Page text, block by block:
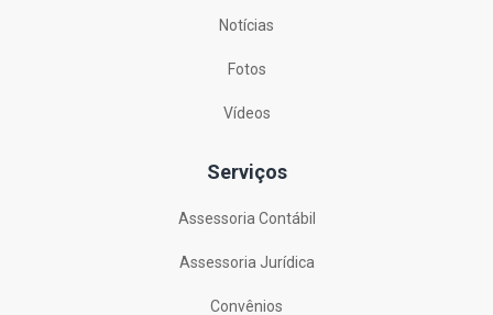
Notícias
Fotos
Vídeos
Serviços
Assessoria Contábil
Assessoria Jurídica
Convênios